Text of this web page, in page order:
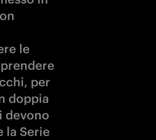
le
per
doppia
devono
la Serie